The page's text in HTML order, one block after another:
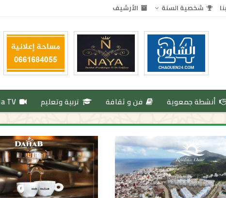
شخصية السنة الأرشيف
أنشطة جمعوية فن و ثقافة تربية وتعليم TV